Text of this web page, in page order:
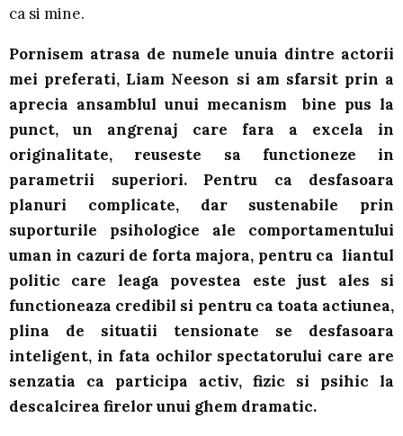
ca si mine.
Pornisem atrasa de numele unuia dintre actorii
mei preferati, Liam Neeson si am sfarsit prin a
aprecia ansamblul unui mecanism bine pus la
punct, un angrenaj care fara a excela in
originalitate, reuseste sa functioneze in
parametrii superiori. Pentru ca desfasoara
planuri complicate, dar sustenabile prin
suporturile psihologice ale comportamentului
uman in cazuri de forta majora, pentru ca liantul
politic care leaga povestea este just ales si
functioneaza credibil si pentru ca toata actiunea,
plina de situatii tensionate se desfasoara
inteligent, in fata ochilor spectatorului care are
senzatia ca participa activ, fizic si psihic la
descalcirea firelor unui ghem dramatic.